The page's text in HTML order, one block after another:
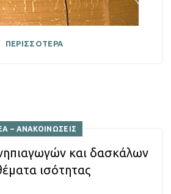
ΠΕΡΙΣΣΟΤΕΡΑ
– ΑΝΑΚΟΙΝΩΣΕΙΣ
και δασκάλων
ισότητας